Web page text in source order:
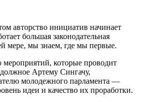
авторство инициатив начинает
большая законодательная
мере, мы знаем, где мы первые.
мероприятий, которые проводит
Артему Сингачу,
молодежного парламента —
идеи и качество их проработки.